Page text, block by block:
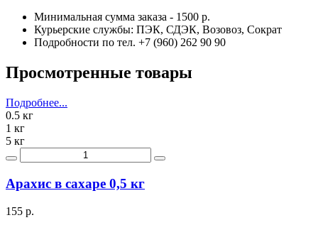
Минимальная сумма заказа - 1500 р.
Курьерские службы: ПЭК, СДЭК, Возовоз, Сократ
Подробности по тел. +7 (960) 262 90 90
Просмотренные товары
Подробнее...
0.5 кг
1 кг
5 кг
Арахис в сахаре 0,5 кг
155 р.